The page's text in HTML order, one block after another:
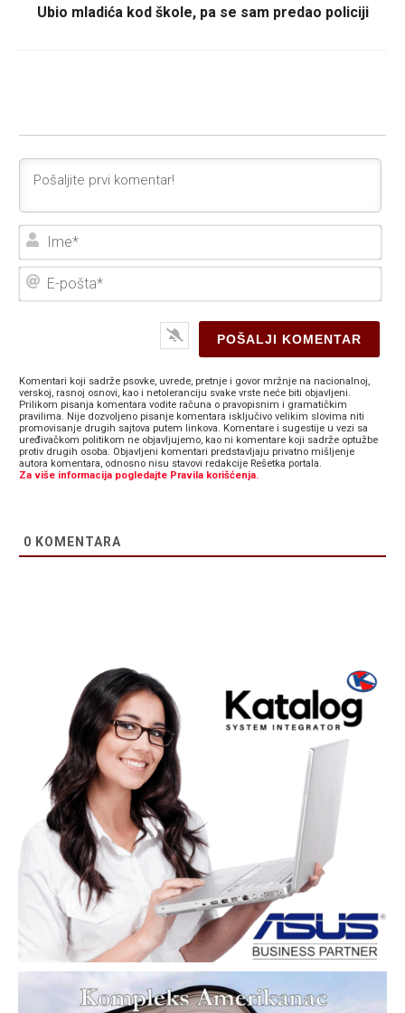
Ubio mladića kod škole, pa se sam predao policiji
E-
Komentari koji sadrže psovke, uvrede, pretnje i govor mržnje na nacionalnoj,
verskoj, rasnoj osnovi, kao i netoleranciju svake vrste neće biti objavljeni.
Prilikom pisanja komentara vodite računa o pravopisnim i gramatičkim
pravilima. Nije dozvoljeno pisanje komentara isključivo velikim slovima niti
promovisanje drugih sajtova putem linkova. Komentare i sugestije u vezi sa
uređivačkom politikom ne objavljujemo, kao ni komentare koji sadrže optužbe
protiv drugih osoba. Objavljeni komentari predstavljaju privatno mišljenje
autora komentara, odnosno nisu stavovi redakcije Rešetka portala.
Za više informacija pogledajte Pravila korišćenja.
0 KOMENTARA